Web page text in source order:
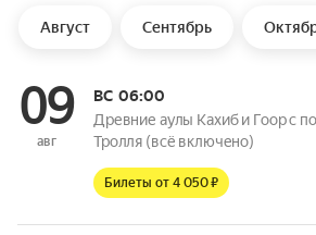
Август Сентябрь
09
авг
ВС06:00
Древние аулы Кахиб и Гоор с
Тролля (всё включено)
Билеты от 4 050 ₽